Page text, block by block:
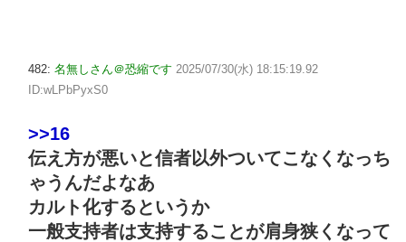
482: 名無しさん＠恐縮です 2025/07/30(水) 18:15:19.92
ID:wLPbPyxS0
>>16
伝え方が悪いと信者以外ついてこなくなっち
ゃうんだよなあ
カルト化するというか
一般支持者は支持することが肩身狭くなって